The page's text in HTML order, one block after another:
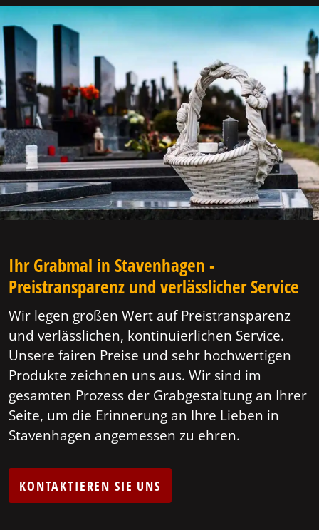
Ihr Grabmal in Stavenhagen -
Preistransparenz und verlässlicher Service
Wir legen großen Wert auf Preistransparenz
und verlässlichen, kontinuierlichen Service.
Unsere fairen Preise und sehr hochwertigen
Produkte zeichnen uns aus. Wir sind im
gesamten Prozess der Grabgestaltung an Ihrer
Seite, um die Erinnerung an Ihre Lieben in
Stavenhagen angemessen zu ehren.
KONTAKTIEREN SIE UNS